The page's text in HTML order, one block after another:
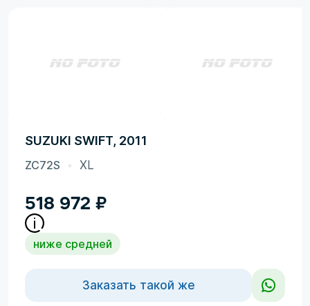
SUZUKI SWIFT, 2011
ZC72S XL
518 972 ₽
ниже средней
Заказать такой же